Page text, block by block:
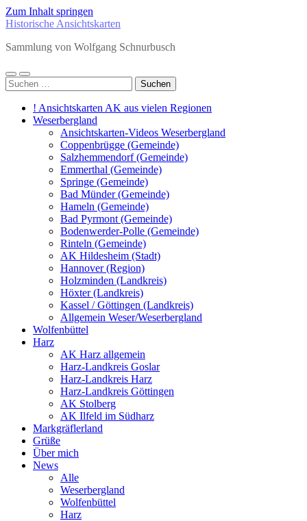
Zum Inhalt springen
Historische Ansichtskarten
Sammlung von Wolfgang Schnurbusch
Mobile-
Menü
Suchfeld
ein-/ausblenden
Suchen
nach:
! Ansichtskarten AK aus vielen Regionen
Weserbergland
Ansichtskarten-Videos Weserbergland
Coppenbrügge (Gemeinde)
Salzhemmendorf (Gemeinde)
Emmerthal (Gemeinde)
Springe (Gemeinde)
Bad Münder (Gemeinde)
Hameln (Gemeinde)
Bad Pyrmont (Gemeinde)
Bodenwerder-Polle (Gemeinde)
Rinteln (Gemeinde)
AK Hildesheim (Stadt)
Hannover (Region)
Holzminden (Landkreis)
Höxter (Landkreis)
Kassel / Göttingen (Landkreis)
Allgemein Weser/Weserbergland
Wolfenbüttel
Harz
AK Harz allgemein
Harz-Landkreis Goslar
Harz-Landkreis Harz
Harz-Landkreis Göttingen
AK Stolberg
AK Ilfeld im Südharz
Markgräflerland
Grüße
Über mich
News
Alle
Weserbergland
Wolfenbüttel
Harz